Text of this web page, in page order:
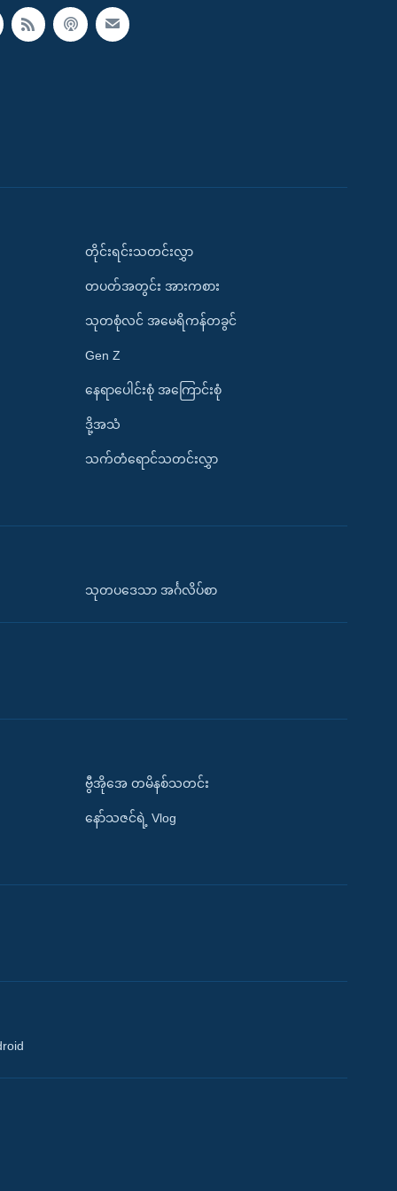
တိုင်းရင်းသတင်းလွှာ
တပတ်အတွင်း အားကစား
သုတစုံလင် အမေရိကန်တခွင်
Gen Z
နေရာပေါင်းစုံ အကြောင်းစုံ
ဒို့အသံ
သက်တံရောင်သတင်းလွှာ
သုတပဒေသာ အင်္ဂလိပ်စာ
ဗွီအိုအေ တမိနစ်သတင်း
နော်သဇင်ရဲ့ Vlog